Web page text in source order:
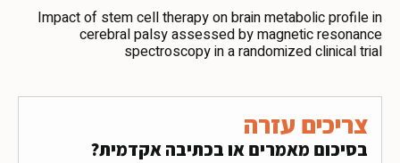
Impact of stem cell therapy on brain metabolic profile in
cerebral palsy assessed by magnetic resonance
spectroscopy in a randomized clinical trial
צריכים עזרה
בסיכום מאמרים או בכתיבה אקדמית?